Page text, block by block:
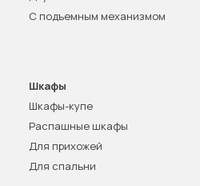
С подъемным механизмом
Шкафы
Шкафы-купе
Распашные шкафы
Для прихожей
Для спальни